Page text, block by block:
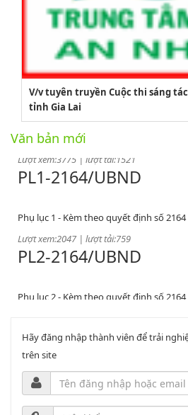
V/v tuyên truyền Cuộc thi sáng
tỉnh Gia Lai
Văn bản mới
2164/QĐUBND
Quyết định phê duyệt danh mục vị trí
Lượt xem:3775 | lượt tải:1521
PL1-2164/UBND
Lượt xem:2047 | lượt tải:759
PL2-2164/UBND
Lượt xem:2000 | lượt tải:1060
Phụ lục 3 - Kèm theo quyết định số 2164
Lượt xem:2012 | lượt tải:1160
52/2019/QH14
Hãy đăng nhập thành viên để trải
trên site